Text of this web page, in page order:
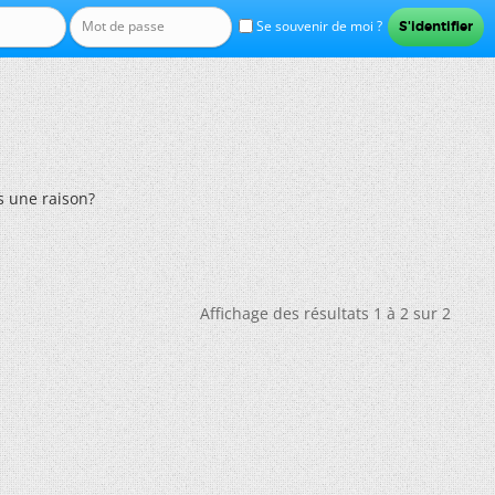
Se souvenir de moi ?
une raison?
Affichage des résultats 1 à 2 sur 2